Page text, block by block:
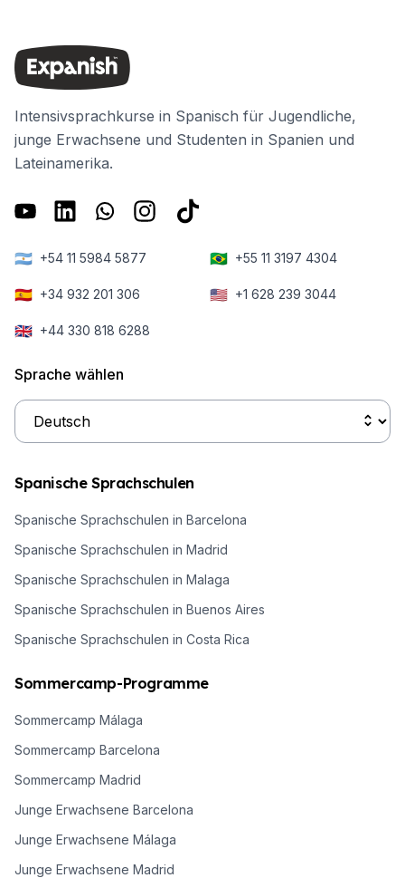
Intensivsprachkurse in Spanisch für Jugendliche,
junge Erwachsene und Studenten in Spanien und
Lateinamerika.
🇦🇷 +54 11 5984 5877 🇧🇷 +55 11 3197 4304
🇪🇸 +34 932 201 306 🇺🇸 +1 628 239 3044
🇬🇧 +44 330 818 6288
Sprache wählen
Spanische Sprachschulen
Spanische Sprachschulen in Barcelona
Spanische Sprachschulen in Madrid
Spanische Sprachschulen in Malaga
Spanische Sprachschulen in Buenos Aires
Spanische Sprachschulen in Costa Rica
Sommercamp-Programme
Sommercamp Málaga
Sommercamp Barcelona
Sommercamp Madrid
Junge Erwachsene Barcelona
Junge Erwachsene Málaga
Junge Erwachsene Madrid